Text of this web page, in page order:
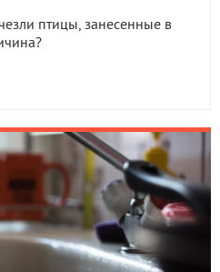
птицы, занесенные в